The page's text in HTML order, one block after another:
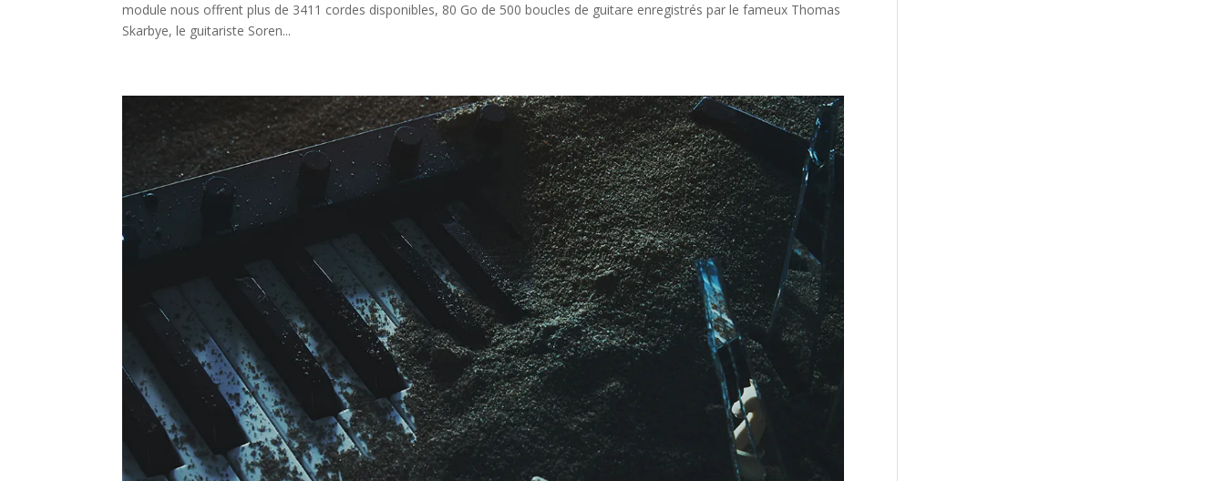
module nous offrent plus de 3411 cordes disponibles, 80 Go de 500 boucles de guitare enregistrés par le fameux Thomas
Skarbye, le guitariste Soren...